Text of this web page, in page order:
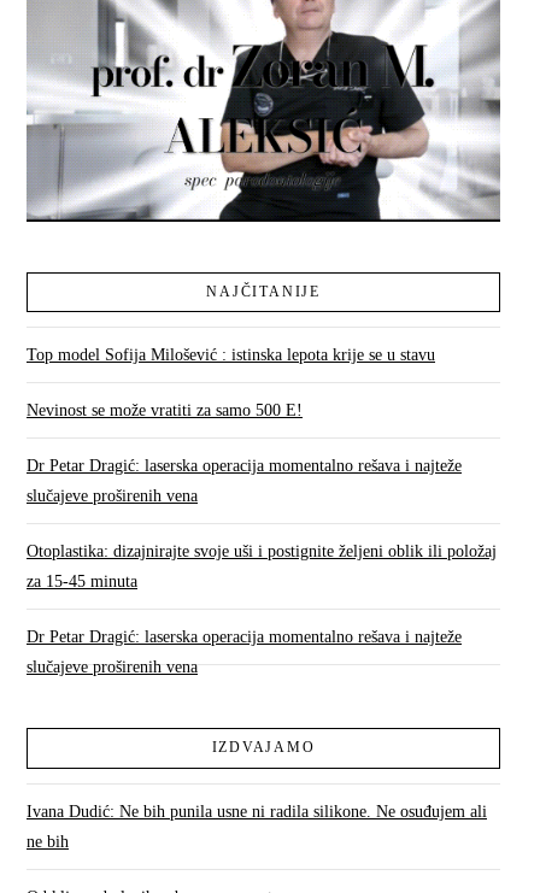
NAJČITANIJE
Top model Sofija Milošević : istinska lepota krije se u stavu
Nevinost se može vratiti za samo 500 E!
Dr Petar Dragić: laserska operacija momentalno rešava i najteže
slučajeve proširenih vena
Otoplastika: dizajnirajte svoje uši i postignite željeni oblik ili položaj
za 15-45 minuta
Dr Petar Dragić: laserska operacija momentalno rešava i najteže
slučajeve proširenih vena
IZDVAJAMO
Ivana Dudić: Ne bih punila usne ni radila silikone. Ne osuđujem ali
ne bih